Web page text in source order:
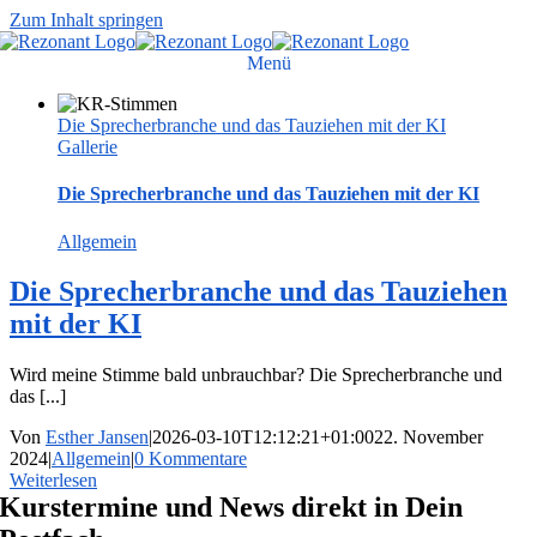
Zum Inhalt springen
Menü
Die Sprecherbranche und das Tauziehen mit der KI
Gallerie
Die Sprecherbranche und das Tauziehen mit der KI
Allgemein
Die Sprecherbranche und das Tauziehen
mit der KI
Wird meine Stimme bald unbrauchbar? Die Sprecherbranche und
das [...]
Von Esther Jansen|2026-03-10T12:12:21+01:0022. November
2024|Allgemein|0 Kommentare
Weiterlesen
Kurstermine und News direkt in Dein